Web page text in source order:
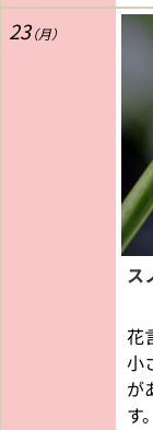
23
ス
花
小
が
す。